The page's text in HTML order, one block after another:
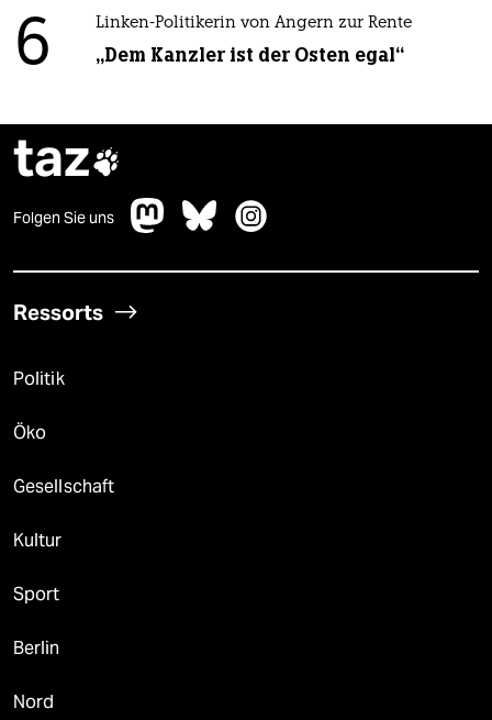
6 Linken-Politikerin von Angern zur Rente
„Dem Kanzler ist der Osten egal“
taz
Folgen Sie uns
Ressorts
Politik
Öko
Gesellschaft
Kultur
Sport
Berlin
Nord